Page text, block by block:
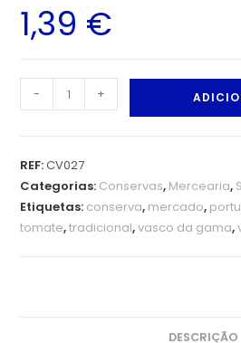
1,39 €
- +
REF:CV027
Categorias: Conservas, Mercearia,
Etiquetas: conserva, mercado,
tomate,tradicional,vasco da gama,
DESCRIÇÃO